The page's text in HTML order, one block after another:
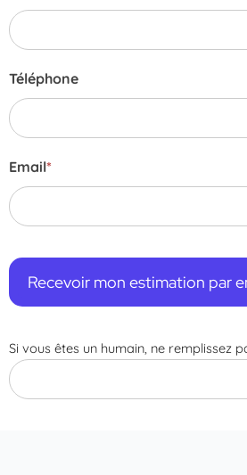
Téléphone
Email*
Recevoir mon estimation par
Si vous êtes un humain, ne remplissez